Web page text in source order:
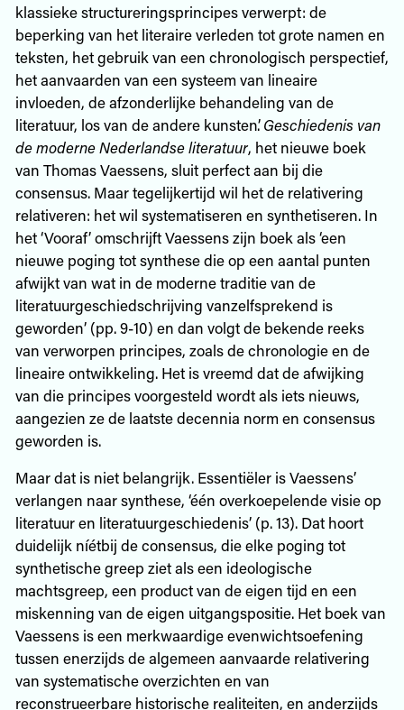
klassieke structureringsprincipes verwerpt: de
beperking van het literaire verleden tot grote namen en
teksten, het gebruik van een chronologisch perspectief,
het aanvaarden van een systeem van lineaire
invloeden, de afzonderlijke behandeling van de
literatuur, los van de andere kunsten’.Geschiedenis van
de moderne Nederlandse literatuur, het nieuwe boek
van Thomas Vaessens, sluit perfect aan bij die
consensus. Maar tegelijkertijd wil het de relativering
relativeren: het wil systematiseren en synthetiseren. In
het ‘Vooraf’ omschrijft Vaessens zijn boek als ‘een
nieuwe poging tot synthese die op een aantal punten
afwijkt van wat in de moderne traditie van de
literatuurgeschiedschrijving vanzelfsprekend is
geworden’ (pp. 9-10) en dan volgt de bekende reeks
van verworpen principes, zoals de chronologie en de
lineaire ontwikkeling. Het is vreemd dat de afwijking
van die principes voorgesteld wordt als iets nieuws,
aangezien ze de laatste decennia norm en consensus
geworden is.
Maar dat is niet belangrijk. Essentiëler is Vaessens’
verlangen naar synthese, ‘één overkoepelende visie op
literatuur en literatuurgeschiedenis’ (p. 13). Dat hoort
duidelijk níétbij de consensus, die elke poging tot
synthetische greep ziet als een ideologische
machtsgreep, een product van de eigen tijd en een
miskenning van de eigen uitgangspositie. Het boek van
Vaessens is een merkwaardige evenwichtsoefening
tussen enerzijds de algemeen aanvaarde relativering
van systematische overzichten en van
reconstrueerbare historische realiteiten, en anderzijds